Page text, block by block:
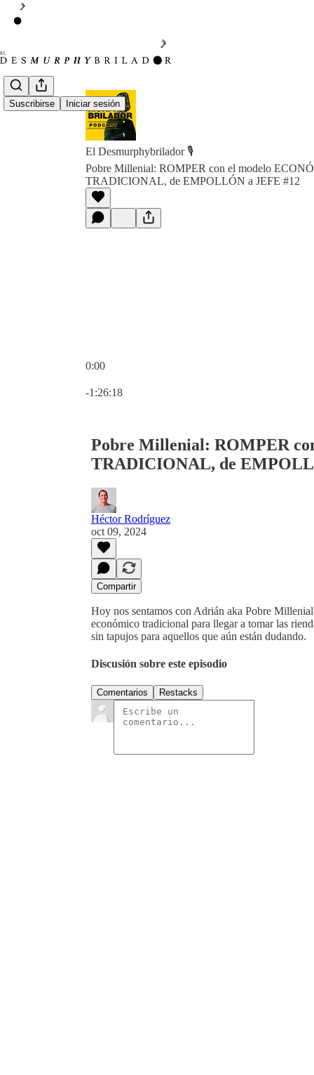
Suscribirse Iniciar sesión
El Desmurphybrilador 🎙️
Pobre Millenial: ROMPER con el modelo
TRADICIONAL, de EMPOLLÓN a JEFE #12
0:00
-1:26:18
Pobre Millenial: ROMPER
TRADICIONAL, de
Héctor Rodríguez
oct 09, 2024
Compartir
Hoy nos sentamos con Adrián aka Pobre
económico tradicional para llegar a tomar las
sin tapujos para aquellos que aún están dudando.
Discusión sobre este episodio
Comentarios Restacks